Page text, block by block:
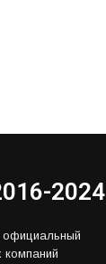
2024
официальный
компаний